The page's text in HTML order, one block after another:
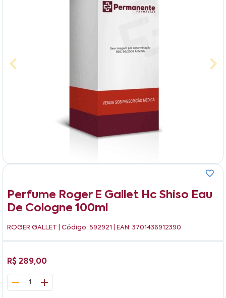
Perfume Roger E Gallet Hc Shiso Eau
De Cologne 100ml
ROGER GALLET | Código: 592921 | EAN: 3701436912390
R$ 289,00
1